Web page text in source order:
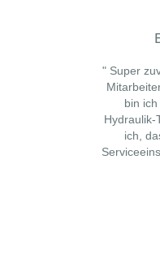
" Super
bin
Hydraulik-
ich,